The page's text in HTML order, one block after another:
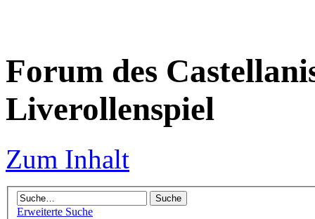
Forum des
Liverollenspiel
Zum Inhalt
Erweiterte Suche